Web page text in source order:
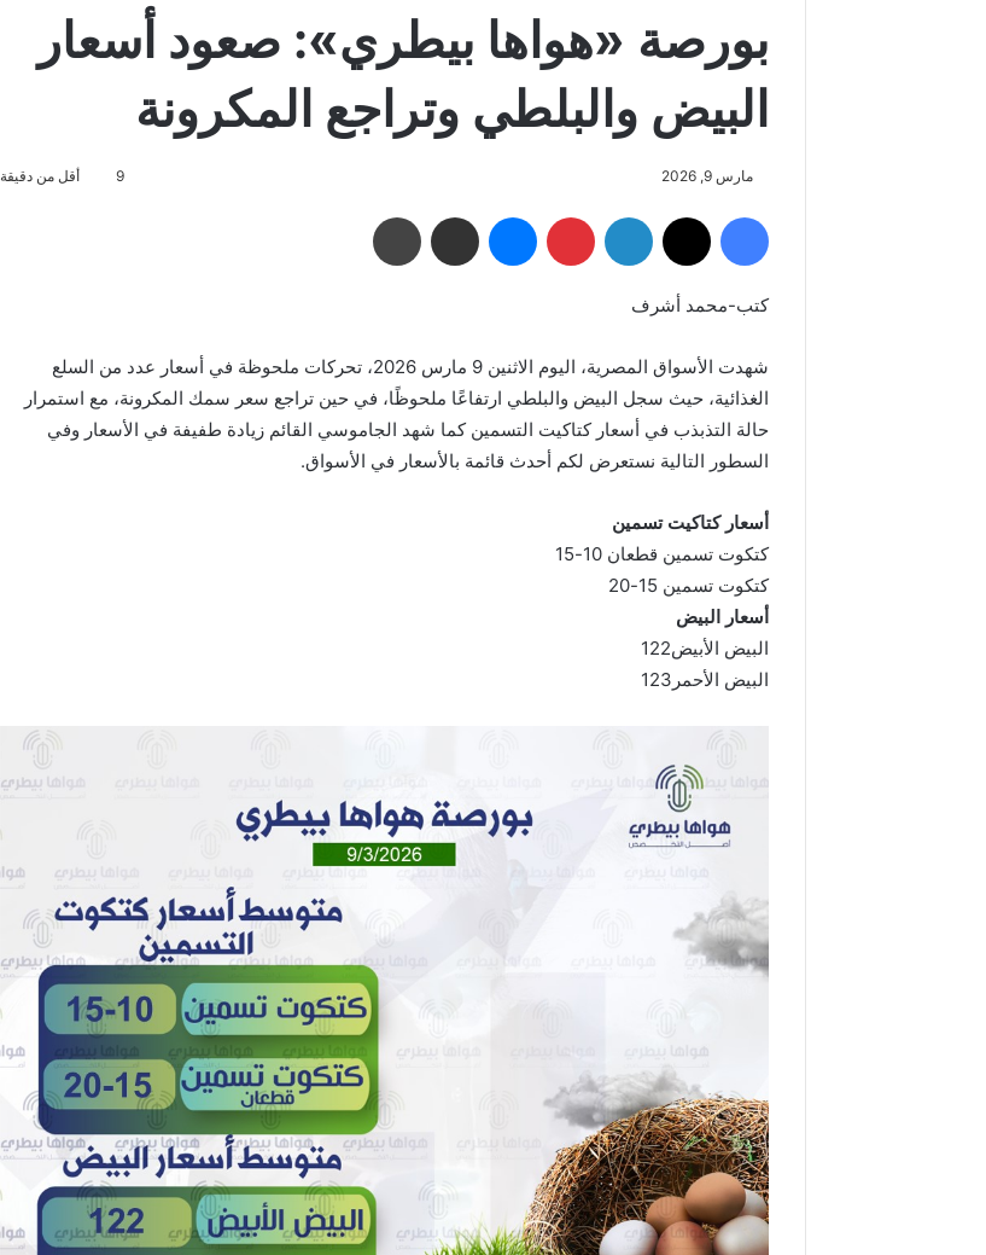
بورصة «هواها بيطري»: صعود أسعار
البيض والبلطي وتراجع المكرونة
مارس 9, 2026 9 أقل من دقيقة
فيسبوك لينكدإن بينتيريست ماسنجر مشاركة عبر البريد
كتب-محمد أشرف
شهدت الأسواق المصرية، اليوم الاثنين 9 مارس 2026، تحركات ملحوظة في أسعار عدد من السلع
الغذائية، حيث سجل البيض والبلطي ارتفاعًا ملحوظًا، في حين تراجع سعر سمك المكرونة، مع استمرار
حالة التذبذب في أسعار كتاكيت التسمين كما شهد الجاموسي القائم زيادة طفيفة في الأسعار وفي
السطور التالية نستعرض لكم أحدث قائمة بالأسعار في الأسواق.
أسعار كتاكيت تسمين
كتكوت تسمين قطعان 10-15
كتكوت تسمين 15-20
أسعار البيض
البيض الأبيض122
البيض الأحمر123